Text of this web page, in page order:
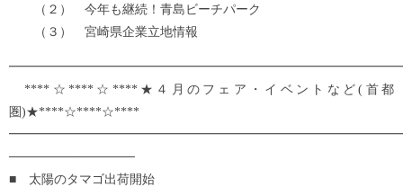
（２） 今年も継続！青島ビーチパーク
（３） 宮崎県企業立地情報
****☆****☆****★４月のフェア・イベントなど(首都
圏)★****☆****☆****
──────────────
■ 太陽のタマゴ出荷開始